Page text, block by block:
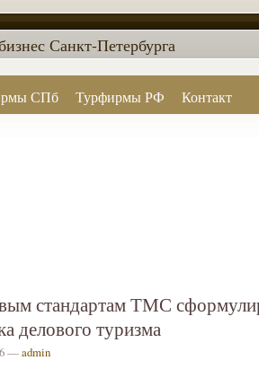
СПб Турфирмы РФ
Контакт
Санкт-Петербурга
стандартам ТМС
делового туризма
—admin